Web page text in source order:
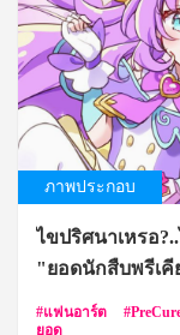
ภาพประกอบ
ไขปริศนาเหรอ
"ยอดนักสืบพรีเคี
แฟนอาร์ต
ยอด